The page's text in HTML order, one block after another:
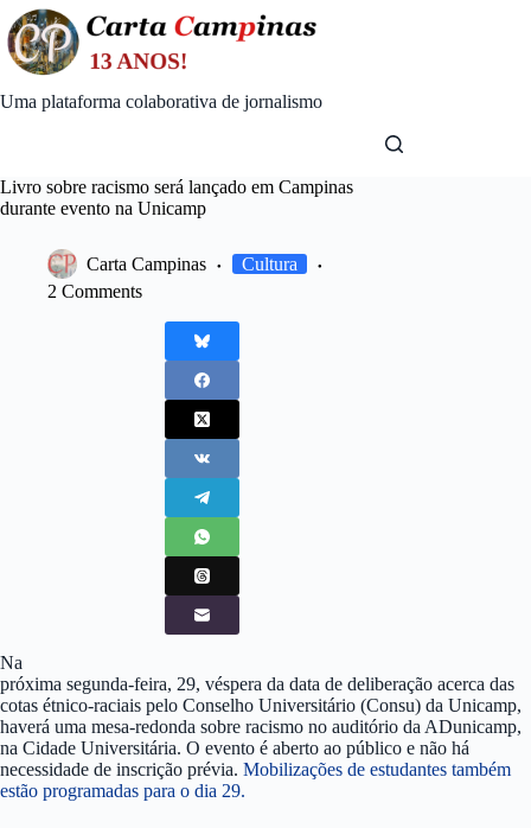
Skip
to
content
Uma plataforma colaborativa de jornalismo
Livro sobre racismo será lançado em Campinas
durante evento na Unicamp
Carta Campinas
Cultura
2 Comments
Na
próxima segunda-feira, 29, véspera da data de deliberação acerca das
cotas étnico-raciais pelo Conselho Universitário (Consu) da Unicamp,
haverá uma mesa-redonda sobre racismo no auditório da ADunicamp,
na Cidade Universitária. O evento é aberto ao público e não há
necessidade de inscrição prévia. Mobilizações de estudantes também
estão programadas para o dia 29.